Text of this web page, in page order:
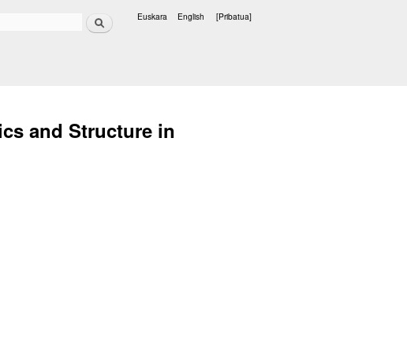
Bilatu Euskara English [Pribatua]
and Structure in